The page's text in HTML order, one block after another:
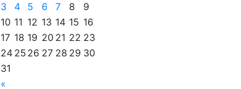
«
3
4 5 6 7 8
9
10 11 12 13 14 15 16
17 18 19 20 21 22 23
24 25 26 27 28 29 30
31